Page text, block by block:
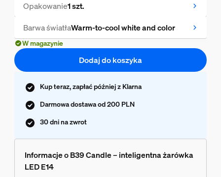
Opakowanie1 szt.
Barwa światłaWarm-to-cool white and color
W magazynie
Dodaj do koszyka
Kup teraz, zapłać później z Klarna
Darmowa dostawa od 200 PLN
30 dni na zwrot
Informacje o B39 Candle – inteligentna żarówka
LED E14